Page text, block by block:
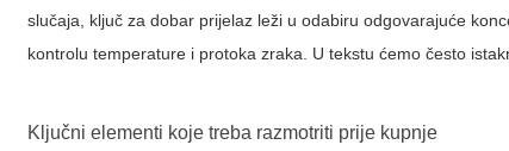
slučaja, ključ za dobar prijelaz leži u odabiru odgovarajuće
kontrolu temperature i protoka zraka. U tekstu ćemo često
Ključni elementi koje treba razmotriti prije kupnje